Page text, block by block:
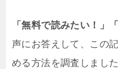
「無料で読みたい！」
声にお答えして、この
める方法を調査しました